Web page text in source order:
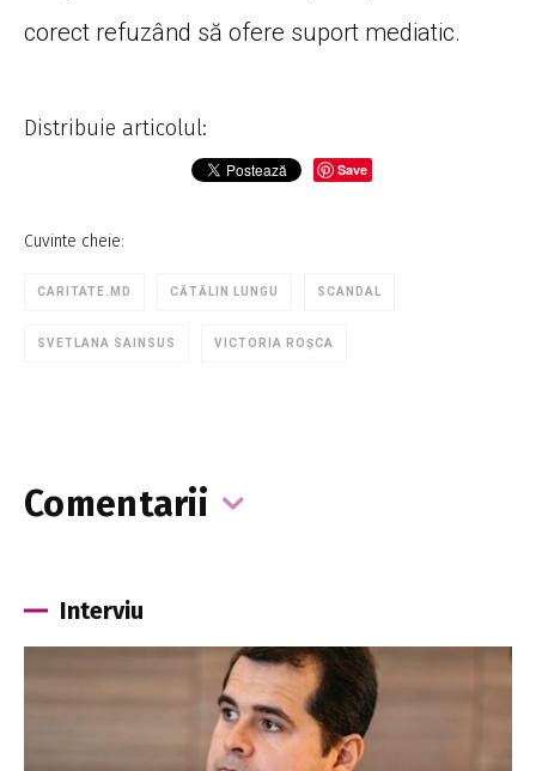
corect refuzând să ofere suport mediatic.
Distribuie articolul:
Save
Cuvinte cheie:
CARITATE.MD CĂTĂLIN LUNGU SCANDAL
SVETLANA SAINSUS VICTORIA ROȘCA
Comentarii
Interviu